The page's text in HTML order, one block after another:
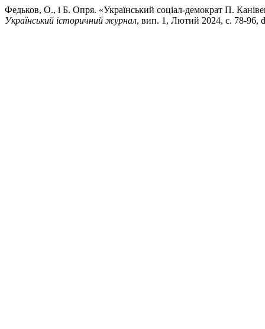
Федьков, О., і Б. Опря. «Український соціал-демократ П.
Український історичний журнал, вип. 1, Лютий 2024, с. 78-96,